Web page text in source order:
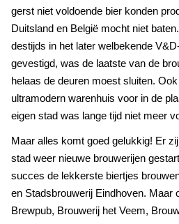
gerst niet voldoende bier konden
Duitsland en België mocht niet
destijds in het later welbekende
gevestigd, was de laatste van de
helaas de deuren moest sluiten.
ultramodern warenhuis voor in de
eigen stad was lange tijd niet meer
Maar alles komt goed gelukkig! Er
stad weer nieuwe brouwerijen
succes de lekkerste biertjes
en Stadsbrouwerij Eindhoven. Maar
Brewpub, Brouwerij het Veem,